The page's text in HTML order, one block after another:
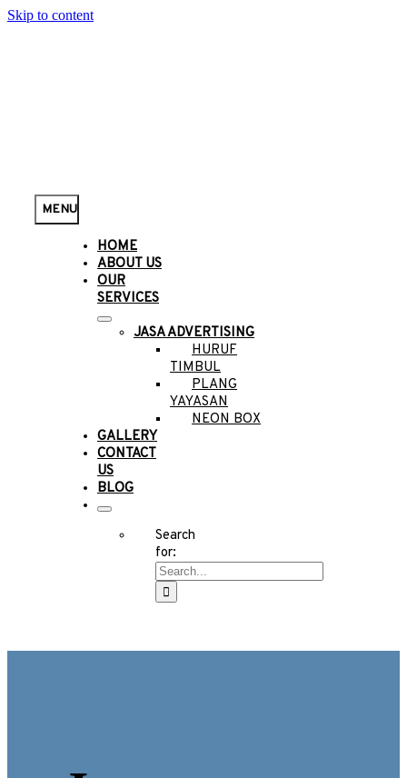
Skip to content
MENU
HOME
ABOUT US
OUR
SERVICES
JASA ADVERTISING
HURUF
TIMBUL
PLANG
YAYASAN
NEON BOX
GALLERY
CONTACT
US
BLOG
Search
for: